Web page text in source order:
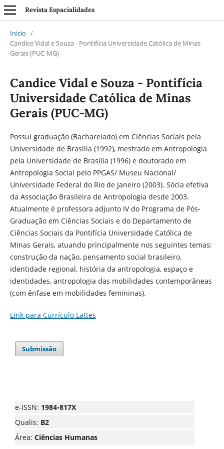
Revista Espacialidades
Início /
Candice Vidal e Souza - Pontifícia Universidade Católica de Minas
Gerais (PUC-MG)
Candice Vidal e Souza - Pontifícia
Universidade Católica de Minas
Gerais (PUC-MG)
Possui graduação (Bacharelado) em Ciências Sociais pela
Universidade de Brasília (1992), mestrado em Antropologia
pela Universidade de Brasília (1996) e doutorado em
Antropologia Social pelo PPGAS/ Museu Nacional/
Universidade Federal do Rio de Janeiro (2003). Sócia efetiva
da Associação Brasileira de Antropologia desde 2003.
Atualmente é professora adjunto IV do Programa de Pós-
Graduação em Ciências Sociais e do Departamento de
Ciências Sociais da Pontifícia Universidade Católica de
Minas Gerais, atuando principalmente nos seguintes temas:
construção da nação, pensamento social brasileiro,
identidade regional, história da antropologia, espaço e
identidades, antropologia das mobilidades contemporâneas
(com ênfase em mobilidades femininas).
Link para Currículo Lattes
Submissão
e-ISSN: 1984-817X
Qualis: B2
Área: Ciências Humanas